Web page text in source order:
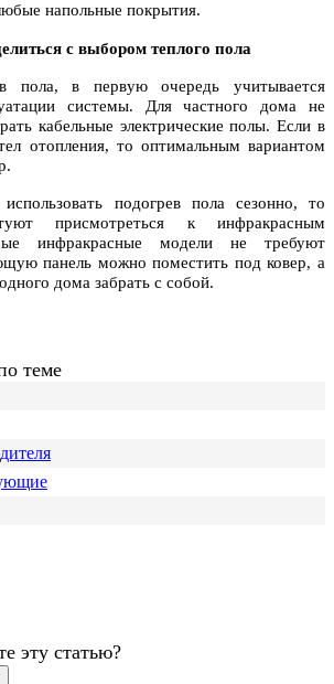
напольные покрытия.
с выбором теплого пола
пола, в первую очередь учитывается
системы. Для частного дома не
кабельные электрические полы. Если в
отопления, то оптимальным вариантом
подогрев пола сезонно, то
присмотреться к инфракрасным
инфракрасные модели не требуют
панель можно поместить под ковер, а
дома забрать с собой.
теме
эту статью?